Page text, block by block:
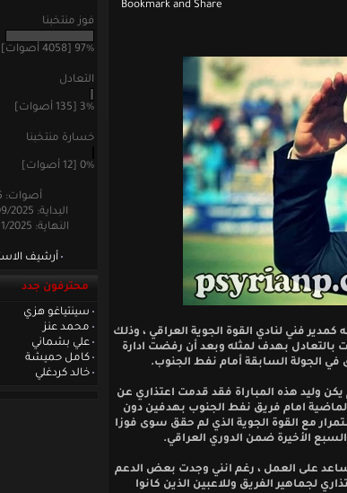
فني لنادي القوة الجوية العراقي ، وذلك
بالتعادل بهدف لمثله وبعد أن رفضت ادارة
الجولة السابقة أمام نفط الجنوب.
وليد هذه المباراة فقد قدمت اعتذاري عن
امام فريق نفط الجنوب بهدفين دون
مع القوة الجوية الذي لم حقق سوى فوزا
الأخيرة ضمن الدوري العراقي.
على العمل ، رغم انني وجدت بعض الدعم
لجماهير الفريق وللاعبين الذين كانوا
فوز منتخبنا
97% [4058 أصوات]
التعادل
3% [135 أصوات]
خسارة منتخبنا
0% [12 أصوات]
أصوات: 4205
البداية: 22/09/2025 23:31
النهاية: 24/11/2025 20:50
أرشيف
محترفون جدد
سينتياغو هزي
محمد عنز
علي بشماني
كامل حميشة
خالد كردغلي